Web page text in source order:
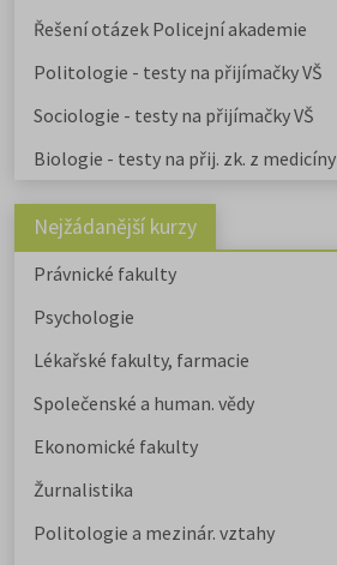
Řešení otázek Policejní akademie
Politologie - testy na přijímačky VŠ
Sociologie - testy na přijímačky VŠ
Biologie - testy na přij. zk. z medicíny
Nejžádanější kurzy
Právnické fakulty
Psychologie
Lékařské fakulty, farmacie
Společenské a human. vědy
Ekonomické fakulty
Žurnalistika
Politologie a mezinár. vztahy